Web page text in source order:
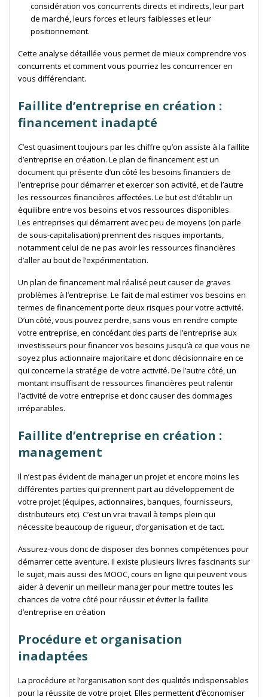
considération vos concurrents directs et indirects, leur part
de marché, leurs forces et leurs faiblesses et leur
positionnement.
Cette analyse détaillée vous permet de mieux comprendre vos
concurrents et comment vous pourriez les concurrencer en
vous différenciant.
Faillite d’entreprise en création :
financement inadapté
C’est quasiment toujours par les chiffre qu’on assiste à la faillite
d’entreprise en création. Le plan de financement est un
document qui présente d’un côté les besoins financiers de
l’entreprise pour démarrer et exercer son activité, et de l’autre
les ressources financières affectées. Le but est d’établir un
équilibre entre vos besoins et vos ressources disponibles.
Les entreprises qui démarrent avec peu de moyens (on parle
de sous-capitalisation) prennent des risques importants,
notamment celui de ne pas avoir les ressources financières
d’aller au bout de l’expérimentation.
Un plan de financement mal réalisé peut causer de graves
problèmes à l’entreprise. Le fait de mal estimer vos besoins en
termes de financement porte deux risques pour votre activité.
D’un côté, vous pouvez perdre, sans vous en rendre compte
votre entreprise, en concédant des parts de l’entreprise aux
investisseurs pour financer vos besoins jusqu’à ce que vous ne
soyez plus actionnaire majoritaire et donc décisionnaire en ce
qui concerne la stratégie de votre activité. De l’autre côté, un
montant insuffisant de ressources financières peut ralentir
l’activité de votre entreprise et donc causer des dommages
irréparables.
Faillite d’entreprise en création :
management
Il n’est pas évident de manager un projet et encore moins les
différentes parties qui prennent part au développement de
votre projet (équipes, actionnaires, banques, fournisseurs,
distributeurs etc). C’est un vrai travail à temps plein qui
nécessite beaucoup de rigueur, d’organisation et de tact.
Assurez-vous donc de disposer des bonnes compétences pour
démarrer cette aventure. Il existe plusieurs livres fascinants sur
le sujet, mais aussi des MOOC, cours en ligne qui peuvent vous
aider à devenir un meilleur manager pour mettre toutes les
chances de votre côté pour réussir et éviter la faillite
d’entreprise en création
Procédure et organisation
inadaptées
La procédure et l’organisation sont des qualités indispensables
pour la réussite de votre projet. Elles permettent d’économiser